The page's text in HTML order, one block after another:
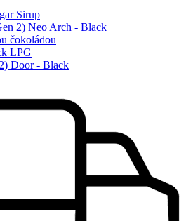
Sirup
2) Neo Arch - Black
čokoládou
LPG
Door - Black